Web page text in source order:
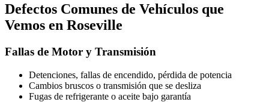
Defectos Comunes de Vehículos que
Vemos en Roseville
Fallas de Motor y Transmisión
Detenciones, fallas de encendido, pérdida de potencia
Cambios bruscos o transmisión que se desliza
Fugas de refrigerante o aceite bajo garantía